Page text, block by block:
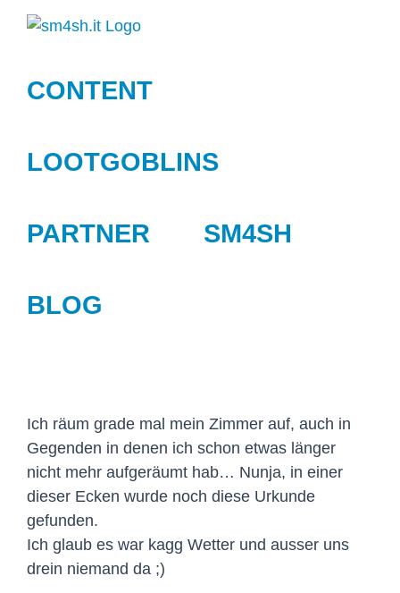
Zum
CONTENT
LOOTGOBLINS
PARTNER SM4SH
BLOG
Ich räum grade mal mein Zimmer auf, auch in
Gegenden in denen ich schon etwas länger
nicht mehr aufgeräumt hab… Nunja, in einer
dieser Ecken wurde noch diese Urkunde
gefunden.
Ich glaub es war kagg Wetter und ausser uns
drein niemand da ;)